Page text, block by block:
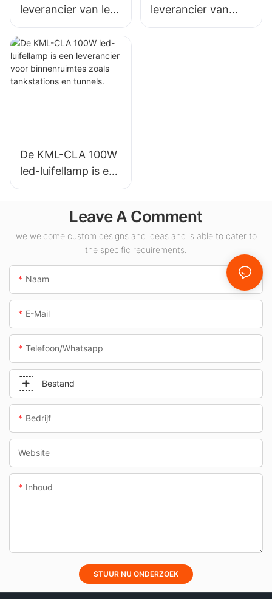
leverancier van led-
hoogbouwlampen
voor industriële
installaties,
magazijnen en
leverancier van
LED-
De KML-CLA 100W
led-luifellamp is een
leverancier voor
zoals tankstations
en tunnels.
Leave A Comment
we welcome custom designs and ideas and is able to cater to
the specific requirements.
Naam
E-Mail
Telefoon/whatsapp
Bestand
Bedrijf
Website
Inhoud
STUUR NU ONDERZOEK